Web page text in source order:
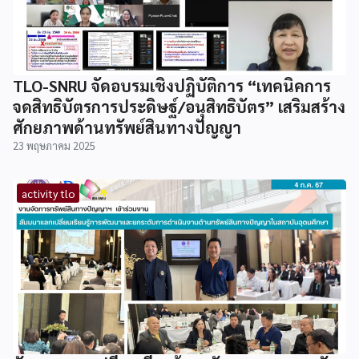
TLO-SNRU จัดอบรมเชิงปฏิบัติการ “เทคนิคการ
จดสิทธิบัตรการประดิษฐ์/อนุสิทธิบัตร” เสริมสร้าง
ศักยภาพด้านทรัพย์สินทางปัญญา
23 พฤษภาคม 2025
activity tlo